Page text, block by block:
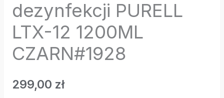
dezynfekcji PURELL
LTX-12 1200ML
CZARN#1928
299,00 zł